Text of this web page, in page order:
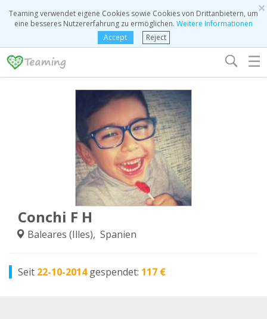
×
Teaming verwendet eigene Cookies sowie Cookies von Drittanbietern, um
eine besseres Nutzererfahrung zu ermöglichen. Weitere Informationen
Accept
Reject
☰
Conchi F H
Baleares (Illes), Spanien
Seit 22-10-2014 gespendet: 117 €